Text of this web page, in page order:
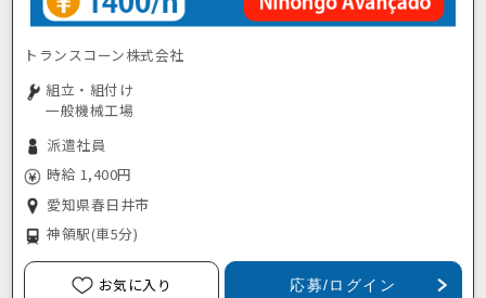
トランスコーン株式会社
組立・組付け
一般機械工場
派遣社員
時給 1,400円
愛知県春日井市
神領駅(車5分)
お気に入り 応募/ログイン